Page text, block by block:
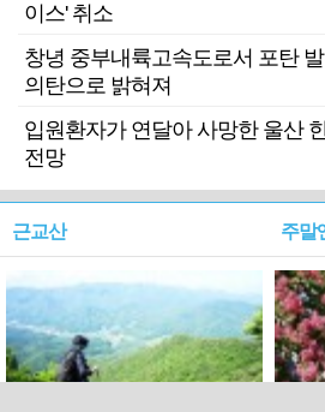
이스' 취소
창녕 중부내륙고속도로서 포탄
의탄으로 밝혀져
입원환자가 연달아 사망한 울산
전망
근교산 주말